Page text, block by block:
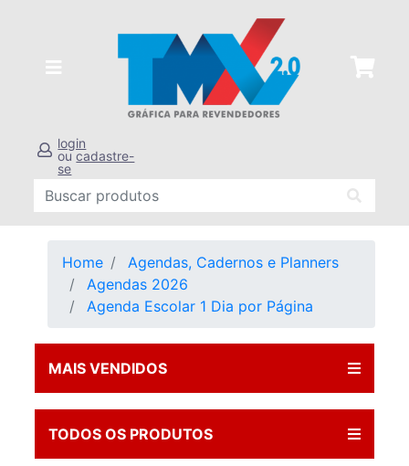
login
oucadastre-
se
Home
Agendas, Cadernos e Planners
Agendas 2026
Agenda Escolar 1 Dia por Página
MAIS VENDIDOS
TODOS OS PRODUTOS